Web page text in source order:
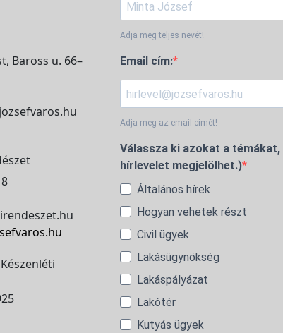
Baross u. 66–
Adja meg teljes nevét!
Email cím:
Adja meg az email címét!
Válassza ki azokat a
hírlevelet megjelölhet.)
Általános hírek
Hogyan vehetek részt
Civil ügyek
Lakásügynökség
Lakáspályázat
Lakótér
Kutyás ügyek